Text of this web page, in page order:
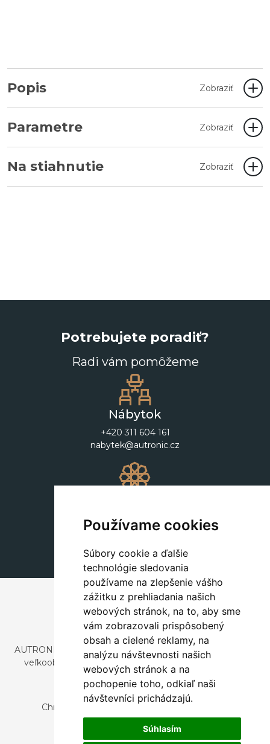
Používame cookies
Súbory cookie a ďalšie
technológie sledovania
používame na zlepšenie vášho
zážitku z prehliadania našich
webových stránok, na to, aby sme
vám zobrazovali prispôsobený
obsah a cielené reklamy, na
analýzu návštevnosti našich
webových stránok a na
pochopenie toho, odkiaľ naši
návštevníci prichádzajú.
Súhlasím
Popis Zobraziť
Parametre Zobraziť
Na stiahnutie Zobraziť
Potrebujete poradiť?
Radi vám pomôžeme
Nábytok
+420 311 604 161
nabytek@autronic.cz
+420 311 604 182
dekorace@autronic.cz
AUTRONIC, s.r.o. je spoločnosť zaoberajúca sa dovozom a
veľkoobchodným predajom dizajnového aj štýlového
nábytku a dekorácií.
Česká republika
Chrustenice 270, 267 12 Loděnice u Berouna
Slovensko
Nová 366, 032 02 Závažná Poruba